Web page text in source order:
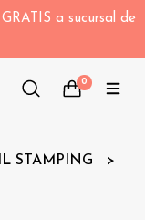
a sucursal de
0
STAMPING